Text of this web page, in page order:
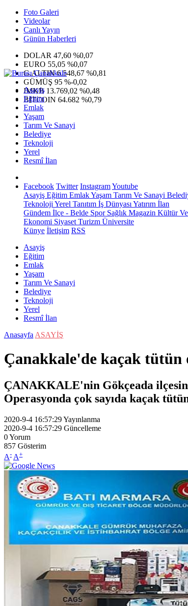
Foto Galeri
Videolar
Canlı Yayın
Günün Haberleri
DOLAR 47,60 %0,07
EURO 55,05 %0,07
G.ALTIN6.548,67 %0,81
GÜMÜŞ 95 %-0,02
IMKB 13.769,02 %0,48
BITCOIN 64.682 %0,79
Asayiş
Eğitim
Emlak
Yaşam
Tarım Ve Sanayi
Belediye
Teknoloji
Yerel
Resmî İlan
Facebook Twitter InstagramYoutube
Asayiş Eğitim EmlakYaşam Tarım Ve Sanayi
Teknoloji Yerel Tanıtım İş Dünyası Yatırım İlan
Gündem İlçe - Belde SporSağlık Magazin Kültür
Ekonomi Siyaset Turizm Üniversite
Künye İletişim RSS
Asayiş
Eğitim
Emlak
Yaşam
Tarım Ve Sanayi
Belediye
Teknoloji
Yerel
Resmî İlan
Anasayfa ASAYİŞ
Çanakkale'de kaçak tütün
ÇANAKKALE'nin Gökçeada
Operasyonda çok sayıda kaçak
2020-9-4 16:57:29Yayınlanma
2020-9-4 16:57:29 Güncelleme
0Yorum
857 Gösterim
A- A+